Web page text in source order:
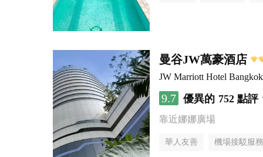
曼谷JW萬豪酒店
JW Marriott Hotel Bangkok
9.7 優異的 752 點評
靠近娜娜廣場
華人友善 機場接駁服務